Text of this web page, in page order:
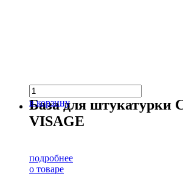
в корзину
База для штукатурки
VISAGE
подробнее
о товаре